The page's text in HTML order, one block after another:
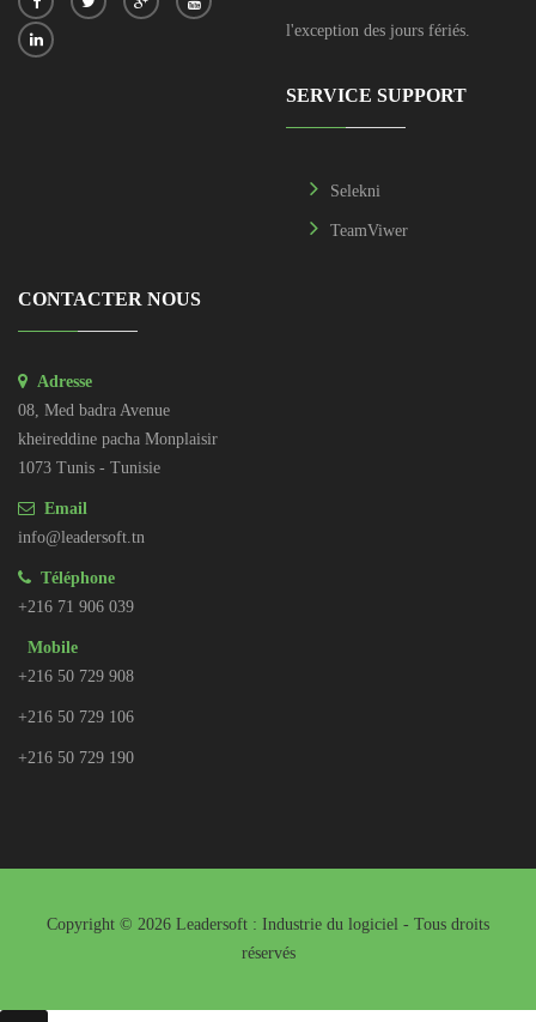
l'exception des jours fériés.
SERVICE SUPPORT
Selekni
TeamViwer
CONTACTER NOUS
Adresse
08, Med badra Avenue
kheireddine pacha Monplaisir
1073 Tunis - Tunisie
Email
info@leadersoft.tn
Téléphone
+216 71 906 039
Mobile
+216 50 729 908
+216 50 729 106
+216 50 729 190
Copyright © 2026 Leadersoft : Industrie du logiciel - Tous droits
réservés